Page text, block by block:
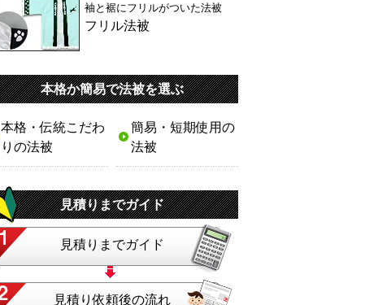
袖と裾にフリルがついた法被
フリル法被
本格か簡易で法被を選ぶ
本格・伝統こだわ
りの法被
簡易・短期使用の
法被
見積りまでガイド
見積りまでガイド
見積り依頼後の流れ